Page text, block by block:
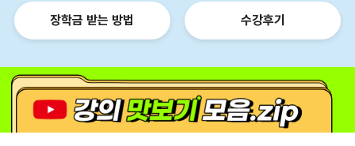
장학금 받는 방법 수강후기